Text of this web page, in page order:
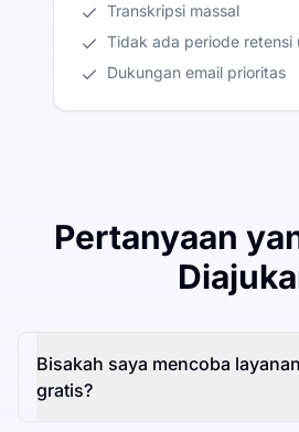
Transkripsi massal
Tidak ada periode retensi
Dukungan email prioritas
Pertanyaan
Bisakah saya mencoba
gratis?